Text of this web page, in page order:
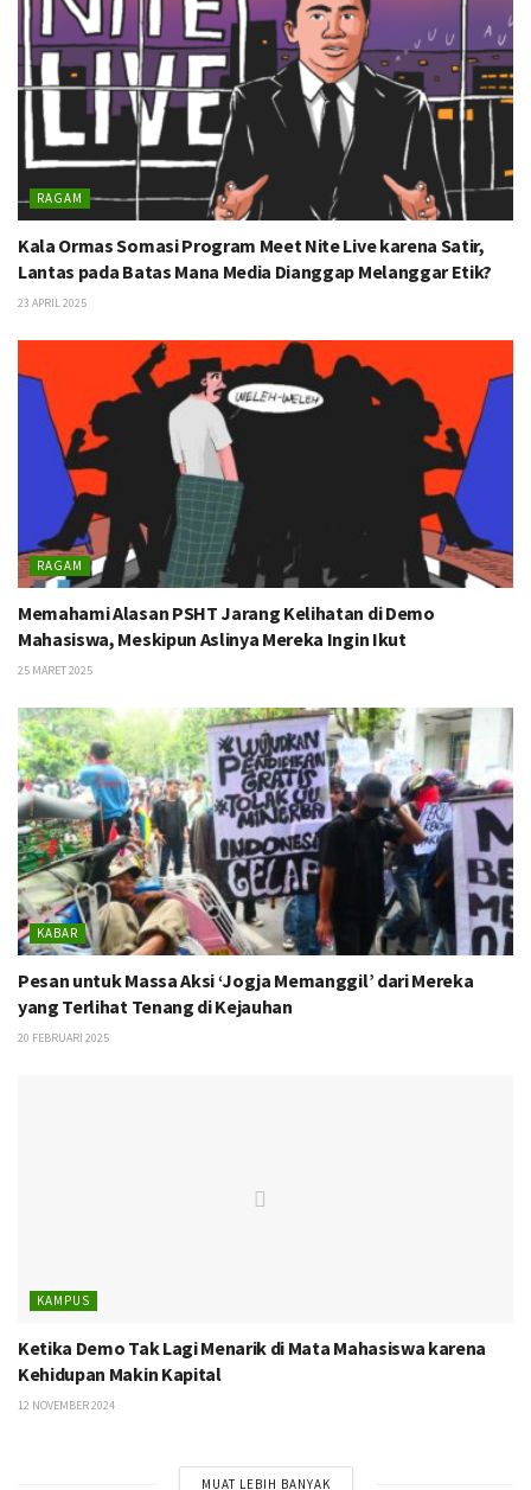
RAGAM
Kala Ormas Somasi Program Meet Nite Live karena Satir,
Lantas pada Batas Mana Media Dianggap Melanggar Etik?
23 APRIL 2025
RAGAM
Memahami Alasan PSHT Jarang Kelihatan di Demo
Mahasiswa, Meskipun Aslinya Mereka Ingin Ikut
25 MARET 2025
KABAR
Pesan untuk Massa Aksi ‘Jogja Memanggil’ dari Mereka
yang Terlihat Tenang di Kejauhan
20 FEBRUARI 2025
KAMPUS
Ketika Demo Tak Lagi Menarik di Mata Mahasiswa karena
Kehidupan Makin Kapital
12 NOVEMBER 2024
MUAT LEBIH BANYAK